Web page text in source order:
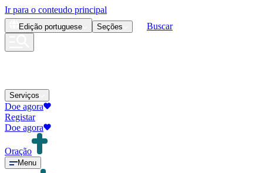
Ir para o conteudo principal
Edição portuguese Seções Buscar
Serviços
Doe agora
Registar
Doe agora
Oração
Menu